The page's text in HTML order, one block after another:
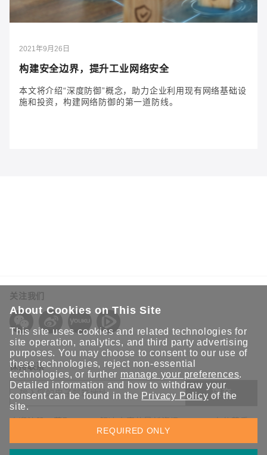
2021年9月26日
构建安全边界，提升工业网络安全
本文将介绍“深度防御”概念，助力企业利用现有网络基础设
施和投资，构建网络防御的第一道防线。
关注我们
保持联系
提交
欢迎注册，获取 Moxa 解决方案的最新资讯。Moxa 充分尊重
您的隐私，绝不会透露您的邮箱信息。
About Cookies on This Site
This site uses cookies and related technologies for
site operation, analytics, and third party advertising
purposes. You may choose to consent to our use of
these technologies, reject non-essential
technologies, or further manage your preferences.
Detailed information and how to withdraw your
consent can be found in the Privacy Policy of the
site.
REQUIRED ONLY